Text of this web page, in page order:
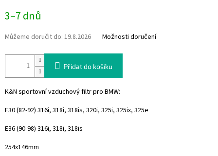
cena:
3–7 dnů
Můžeme doručit do: 19.8.2026 Možnosti doručení
Přidat do košíku
K&N sportovní vzduchový filtr pro BMW:
E30 (82-92) 316i, 318i, 318is, 320i, 325i, 325ix, 325e
E36 (90-98) 316i, 318i, 318is
254x146mm